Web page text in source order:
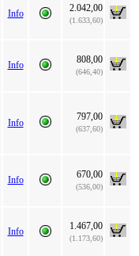
Info 2.042,00
(1.633,60)
Info 808,00
(646,40)
Info
797,00
(637,60)
Info 670,00
(536,00)
Info 1.467,00
(1.173,60)